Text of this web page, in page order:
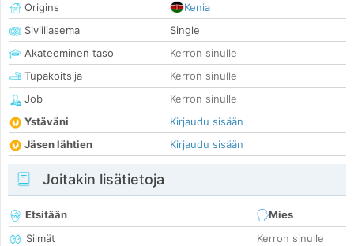
Origins
Kenia
Siviiliasema
Single
Akateeminen taso
Kerron sinulle
Tupakoitsija
Kerron sinulle
Job
Kerron sinulle
Ystäväni
Kirjaudu sisään
Jäsen lähtien
Kirjaudu sisään
Joitakin lisätietoja
Etsitään
Mies
Silmät
Kerron sinulle